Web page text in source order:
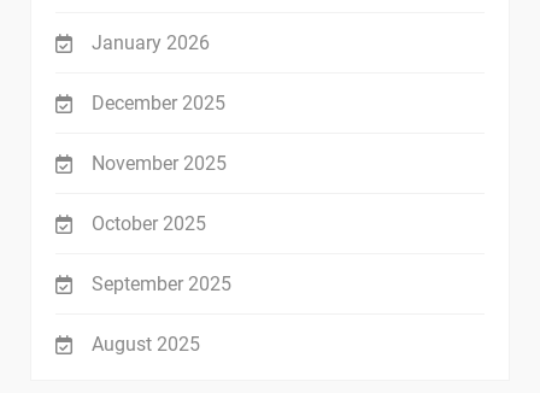
January 2026
December 2025
November 2025
October 2025
September 2025
August 2025